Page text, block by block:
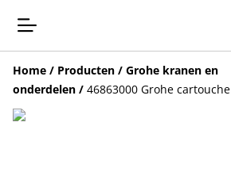
Home / Producten / Grohe kranen en
onderdelen / 46863000 Grohe cartouche